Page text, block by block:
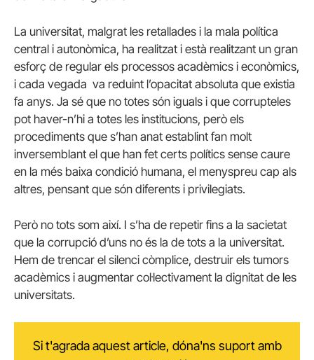
La universitat, malgrat les retallades i la mala política
central i autonòmica, ha realitzat i està realitzant un gran
esforç de regular els processos acadèmics i econòmics,
i cada vegada va reduint l’opacitat absoluta que existia
fa anys. Ja sé que no totes són iguals i que corrupteles
pot haver-n’hi a totes les institucions, però els
procediments que s’han anat establint fan molt
inversemblant el que han fet certs polítics sense caure
en la més baixa condició humana, el menyspreu cap als
altres, pensant que són diferents i privilegiats.
Però no tots som així. I s’ha de repetir fins a la sacietat
que la corrupció d’uns no és la de tots a la universitat.
Hem de trencar el silenci còmplice, destruir els tumors
acadèmics i augmentar col·lectivament la dignitat de les
universitats.
Si t'agrada aquest article, dóna'ns suport amb